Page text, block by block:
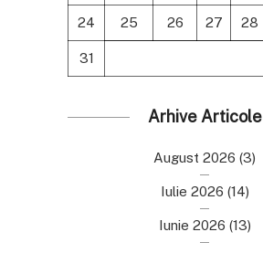
24 25 26 27 28
31
Arhive Articole
August 2026 (3)
Iulie 2026 (14)
Iunie 2026 (13)